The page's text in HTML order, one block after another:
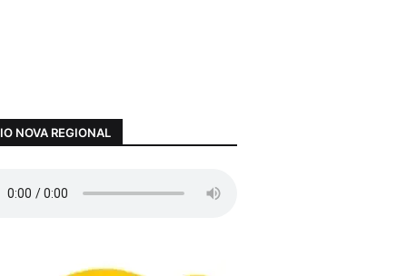
NOVA REGIONAL